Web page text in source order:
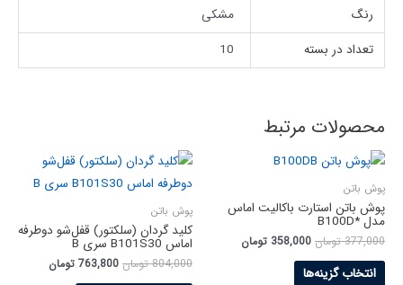
رنگ
مشکی
تعداد در بسته
10
محصولات مرتبط
پوش باتن
پوش باتن استارت باکالیت اماس
مدل *B100D
377,000 تومان 358,000 تومان
انتخاب گزینه‌ها
پوش باتن
کلید گردان (سلکتور) قفل‌شو دوطرفه
اماس B101S30 سری B
804,000 تومان 763,800 تومان